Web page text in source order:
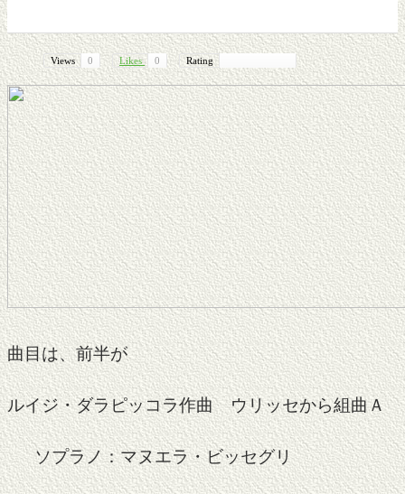
Views 0 Likes 0 Rating
曲目は、前半が
ルイジ・ダラピッコラ作曲 ウリッセから組曲Ａ
ソプラノ：マヌエラ・ビッセグリ